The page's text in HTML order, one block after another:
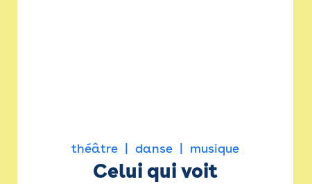
théâtre danse musique
Celui qui voit